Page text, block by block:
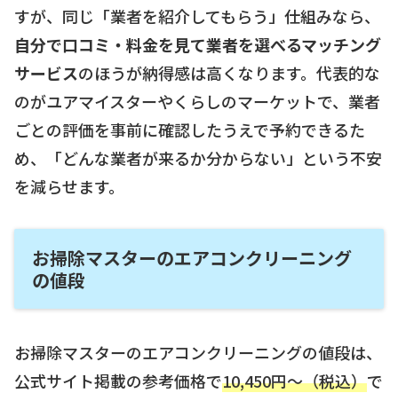
すが、同じ「業者を紹介してもらう」仕組みなら、
自分で口コミ・料金を見て業者を選べるマッチング
サービスのほうが納得感は高くなります。代表的な
のがユアマイスターやくらしのマーケットで、業者
ごとの評価を事前に確認したうえで予約できるた
め、「どんな業者が来るか分からない」という不安
を減らせます。
お掃除マスターのエアコンクリーニング
の値段
お掃除マスターのエアコンクリーニングの値段は、
公式サイト掲載の参考価格で10,450円〜（税込）で